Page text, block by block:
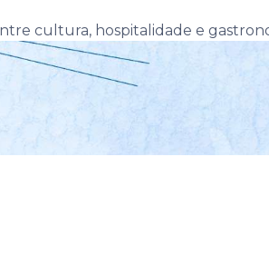
cultura, hospitalidade e